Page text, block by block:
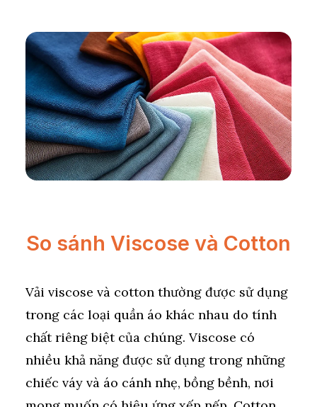
So sánh Viscose và Cotton
Vải viscose và cotton thường được sử dụng
trong các loại quần áo khác nhau do tính
chất riêng biệt của chúng. Viscose có
nhiều khả năng được sử dụng trong những
chiếc váy và áo cánh nhẹ, bồng bềnh, nơi